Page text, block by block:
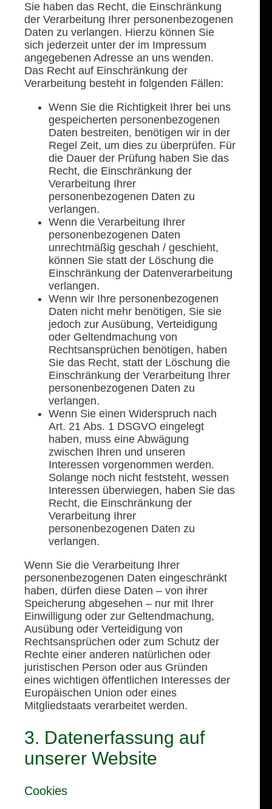
Sie haben das Recht, die Einschränkung
der Verarbeitung Ihrer personenbezogenen
Daten zu verlangen. Hierzu können Sie
sich jederzeit unter der im Impressum
angegebenen Adresse an uns wenden.
Das Recht auf Einschränkung der
Verarbeitung besteht in folgenden Fällen:
Wenn Sie die Richtigkeit Ihrer bei uns
gespeicherten personenbezogenen
Daten bestreiten, benötigen wir in der
Regel Zeit, um dies zu überprüfen. Für
die Dauer der Prüfung haben Sie das
Recht, die Einschränkung der
Verarbeitung Ihrer
personenbezogenen Daten zu
verlangen.
Wenn die Verarbeitung Ihrer
personenbezogenen Daten
unrechtmäßig geschah / geschieht,
können Sie statt der Löschung die
Einschränkung der Datenverarbeitung
verlangen.
Wenn wir Ihre personenbezogenen
Daten nicht mehr benötigen, Sie sie
jedoch zur Ausübung, Verteidigung
oder Geltendmachung von
Rechtsansprüchen benötigen, haben
Sie das Recht, statt der Löschung die
Einschränkung der Verarbeitung Ihrer
personenbezogenen Daten zu
verlangen.
Wenn Sie einen Widerspruch nach
Art. 21 Abs. 1 DSGVO eingelegt
haben, muss eine Abwägung
zwischen Ihren und unseren
Interessen vorgenommen werden.
Solange noch nicht feststeht, wessen
Interessen überwiegen, haben Sie das
Recht, die Einschränkung der
Verarbeitung Ihrer
personenbezogenen Daten zu
verlangen.
Wenn Sie die Verarbeitung Ihrer
personenbezogenen Daten eingeschränkt
haben, dürfen diese Daten – von ihrer
Speicherung abgesehen – nur mit Ihrer
Einwilligung oder zur Geltendmachung,
Ausübung oder Verteidigung von
Rechtsansprüchen oder zum Schutz der
Rechte einer anderen natürlichen oder
juristischen Person oder aus Gründen
eines wichtigen öffentlichen Interesses der
Europäischen Union oder eines
Mitgliedstaats verarbeitet werden.
3. Datenerfassung auf
unserer Website
Cookies